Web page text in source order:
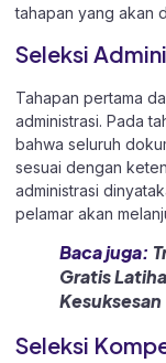
tahapan yang akan
Seleksi
Tahapan pertama
administrasi. Pada
bahwa seluruh
sesuai dengan
administrasi
pelamar akan
Baca juga:
Gratis
Kesuksesan
Seleksi